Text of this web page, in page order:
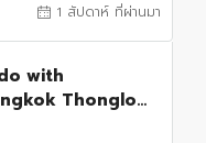
1 สัปดาห์ ที่ผ่านมา
with
Thonglor